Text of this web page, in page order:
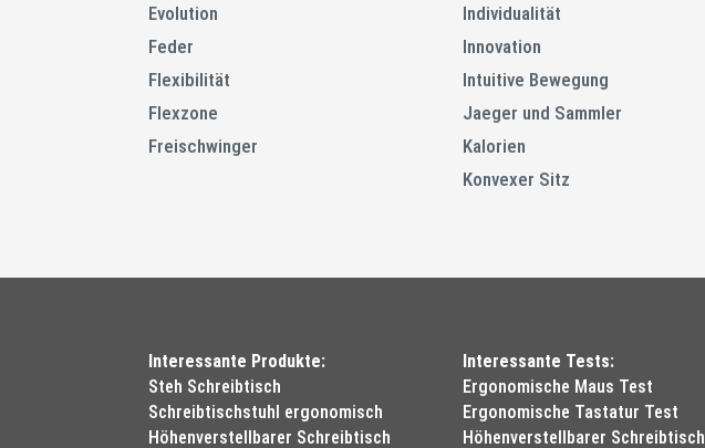
Evolution
Feder
Flexibilität
Flexzone
Freischwinger
Individualität
Innovation
Intuitive Bewegung
Jaeger und Sammler
Kalorien
Konvexer Sitz
Interessante Produkte:
Steh Schreibtisch
Schreibtischstuhl ergonomisch
Höhenverstellbarer Schreibtisch
Interessante Tests:
Ergonomische Maus Test
Ergonomische Tastatur Test
Höhenverstellbarer Schreibtisch